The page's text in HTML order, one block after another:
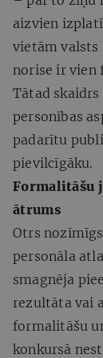
aizvien
vietām valsts
norise ir vien
Tātad
personības
padarītu
pievilcīgāku.
Formalitāšu
ātrums
Otrs
personāla
smagnēja
rezultāta vai
formalitāšu
konkursā